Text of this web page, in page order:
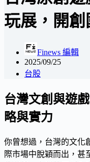
玩展，開
Finews 編輯
2025/09/25
台股
台灣文創與遊
略與實力
你曾想過，台灣的文化
際市場中脫穎而出，甚